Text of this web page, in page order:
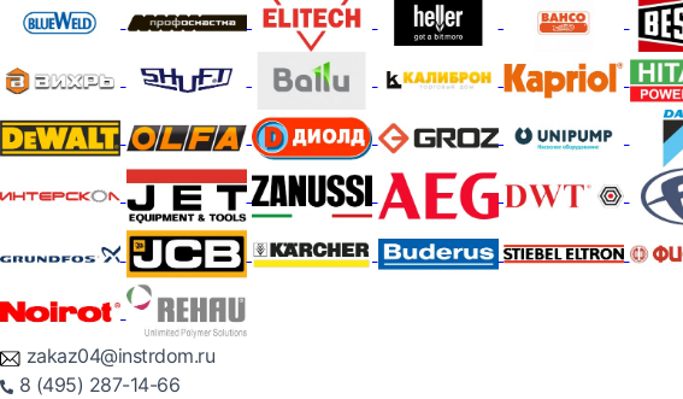
zakaz04@instrdom.ru
8 (495) 287-14-66